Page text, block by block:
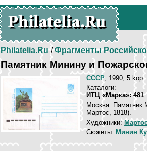
Philatelia.Ru/Фрагменты
Памятник Минину и
СССР, 1990, 5 kop.
Каталоги:
ИТЦ «Марка»: 481
Москва. Памятник
Мартос, 1818).
Художники:
Сюжеты: Минин